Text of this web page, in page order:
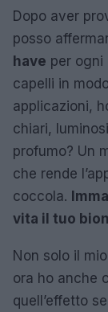
Dopo aver
posso
have per ogni
capelli in
applicazioni,
chiari,
profumo? Un
che rende
coccola.
vita il tuo
Non solo il
ora ho anche
quell’effetto